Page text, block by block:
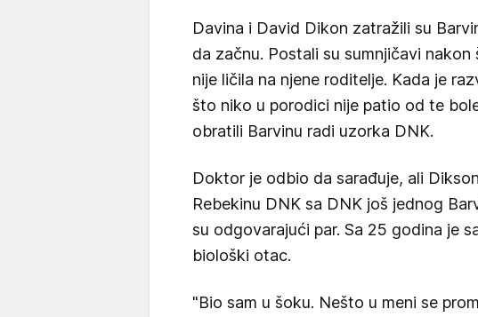
Davina i David Dikon zatražili su
da začnu. Postali su sumnjičavi
nije ličila na njene roditelje. Kada je
što niko u porodici nije patio od te
obratili Barvinu radi uzorka DNK.
Doktor je odbio da sarađuje, ali
Rebekinu DNK sa DNK još jednog
su odgovarajući par. Sa 25 godina je
biološki otac.
"Bio sam u šoku. Nešto u meni se